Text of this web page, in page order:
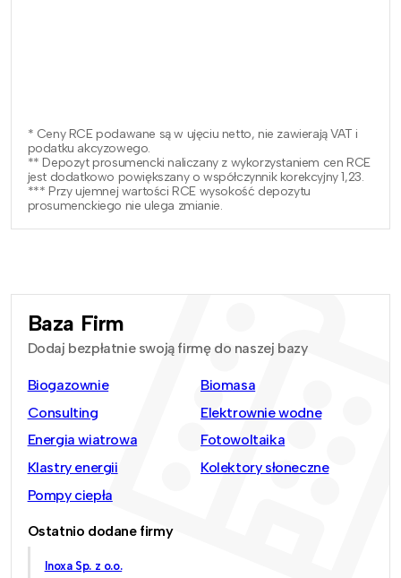
* Ceny RCE podawane są w ujęciu netto, nie zawierają VAT i
podatku akcyzowego.
** Depozyt prosumencki naliczany z wykorzystaniem cen RCE
jest dodatkowo powiększany o współczynnik korekcyjny 1,23.
*** Przy ujemnej wartości RCE wysokość depozytu
prosumenckiego nie ulega zmianie.
Baza Firm
Dodaj bezpłatnie swoją firmę do naszej bazy
Biogazownie
Biomasa
Consulting
Elektrownie wodne
Energia wiatrowa
Fotowoltaika
Klastry energii
Kolektory słoneczne
Pompy ciepła
Ostatnio dodane firmy
Inoxa Sp. z o.o.